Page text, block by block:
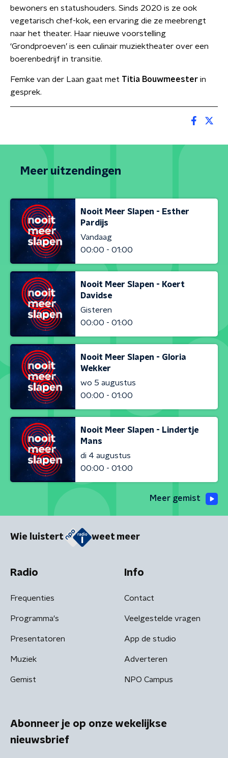
bewoners en statushouders. Sinds 2020 is ze ook
vegetarisch chef-kok, een ervaring die ze meebrengt
naar het theater. Haar nieuwe voorstelling
‘Grondproeven’ is een culinair muziektheater over een
boerenbedrijf in transitie.
Femke van der Laan gaat met Titia Bouwmeester in
gesprek.
Meer uitzendingen
Nooit Meer Slapen - Esther
Pardijs
Vandaag
00:00 - 01:00
Nooit Meer Slapen - Koert
Davidse
Gisteren
00:00 - 01:00
Nooit Meer Slapen - Gloria
Wekker
wo 5 augustus
00:00 - 01:00
Nooit Meer Slapen - Lindertje
Mans
di 4 augustus
00:00 - 01:00
Meer gemist
Wie luistert weet meer
Radio
Frequenties
Programma's
Presentatoren
Muziek
Gemist
Info
Contact
Veelgestelde vragen
App de studio
Adverteren
NPO Campus
Abonneer je op onze wekelijkse
nieuwsbrief